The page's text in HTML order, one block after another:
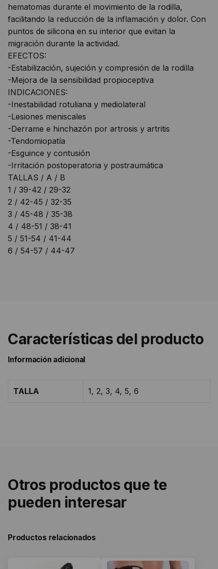
hematomas durante el movimiento de la rodilla,
facilitando la reducción de la inflamación y dolor. Con
puntos de silicona en su interior que evitan la
migración durante la actividad.
EFECTOS:
-Estabilización, sujeción y compresión de la rodilla
-Mejora de la sensibilidad propioceptiva
INDICACIONES:
-Inestabilidad rotuliana y mediolateral
-Lesiones meniscales
-Derrame e hinchazón por artrosis y artritis
-Tendomiopatía
-Esguince y contusión
-Irritación postoperatoria y postraumática
TALLAS / A / B
1 / 39-42 / 29-32
2 / 42-45 / 32-35
3 / 45-48 / 35-38
4 / 48-51 / 38-41
5 / 51-54 / 41-44
6 / 54-57 / 44-47
Características del producto
Información adicional
TALLA 1, 2, 3, 4, 5, 6
Otros productos que te
pueden interesar
Productos relacionados